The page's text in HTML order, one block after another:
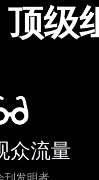
祝
祝
祝
顶级
众流量